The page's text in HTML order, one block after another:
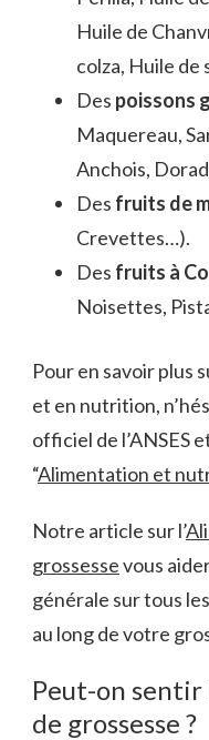
Huile de
colza, Huile de
Des poissons
Maquereau,
Anchois,
Des fruits de
Crevettes…).
Des fruits à
Noisettes,
Pour en savoir plus
et en nutrition,
officiel de l’ANSES
“Alimentation et
Notre article sur l’
grossessevous
générale sur tous
au long de votre
Peut-on sentir
de grossesse ?